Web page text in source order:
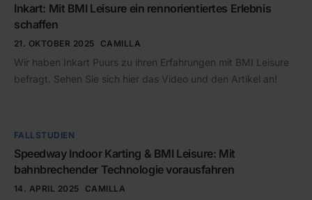
Inkart: Mit BMI Leisure ein rennorientiertes Erlebnis
schaffen
21. OKTOBER 2025 CAMILLA
Wir haben Inkart Puurs zu ihren Erfahrungen mit BMI Leisure
befragt. Sehen Sie sich hier das Video und den Artikel an!
FALLSTUDIEN
Speedway Indoor Karting & BMI Leisure: Mit
bahnbrechender Technologie vorausfahren
14. APRIL 2025 CAMILLA